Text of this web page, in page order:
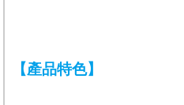
【產品特色】